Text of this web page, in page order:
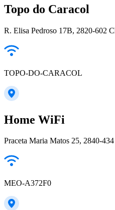
Topo do Caracol
R. Elisa Pedroso 17B, 2820-602
TOPO-DO-CARACOL
Home WiFi
Praceta Maria Matos 25, 2840-
MEO-A372F0